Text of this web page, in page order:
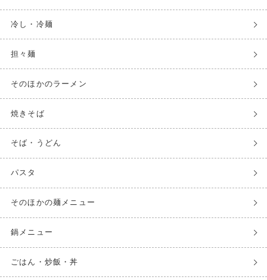
冷し・冷麺
担々麺
そのほかのラーメン
焼きそば
そば・うどん
パスタ
そのほかの麺メニュー
鍋メニュー
ごはん・炒飯・丼